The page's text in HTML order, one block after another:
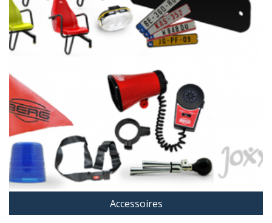
Accessoires